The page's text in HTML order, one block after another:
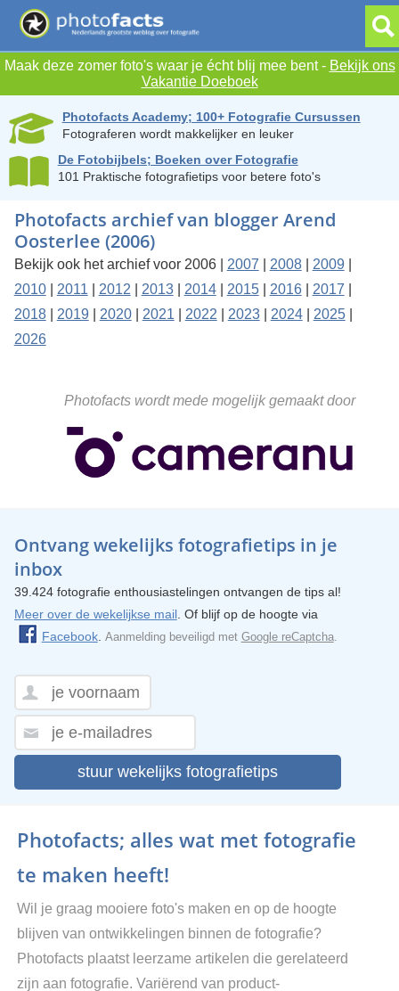
Maak deze zomer foto's waar je écht blij mee bent - Bekijk ons
Vakantie Doeboek
Photofacts Academy; 100+ Fotografie Cursussen
Fotograferen wordt makkelijker en leuker
De Fotobijbels; Boeken over Fotografie
101 Praktische fotografietips voor betere foto's
Photofacts archief van blogger Arend
Oosterlee (2006)
Bekijk ook het archief voor 2006 | 2007 2008| 2009
2010| 2011| 2012 2013| 2014| 2015| 2016| 2017
2018| 2019 2020| 2021| 2022 2023| 2024| 2025|
2026
Photofacts wordt mede mogelijk gemaakt door
Ontvang wekelijks fotografietips in je
inbox
39.424 fotografie enthousiastelingen ontvangen de tips al!
Meer over de wekelijkse mail. Of blijf op de hoogte via
Facebook. Aanmelding beveiligd met Google reCaptcha.
stuur wekelijks fotografietips
Photofacts; alles wat met fotografie
te maken heeft!
Wil je graag mooiere foto's maken en op de hoogte
blijven van ontwikkelingen binnen de fotografie?
Photofacts plaatst leerzame artikelen die gerelateerd
zijn aan fotografie. Variërend van product-